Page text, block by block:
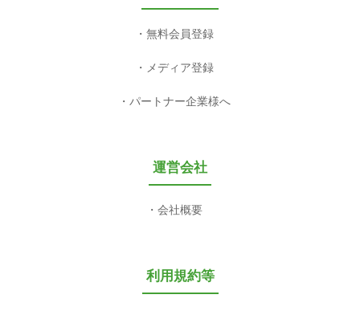
無料会員登録
メディア登録
パートナー企業様へ
運営会社
会社概要
利用規約等